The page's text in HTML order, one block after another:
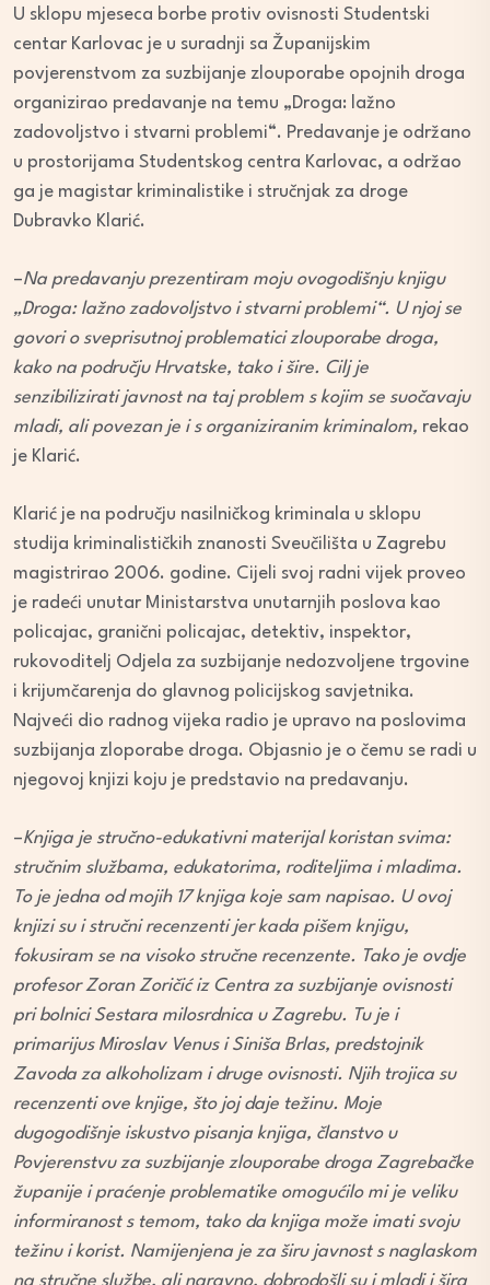
U sklopu mjeseca borbe protiv ovisnosti Studentski
centar Karlovac je u suradnji sa Županijskim
povjerenstvom za suzbijanje zlouporabe opojnih droga
organizirao predavanje na temu „Droga: lažno
zadovoljstvo i stvarni problemi“. Predavanje je održano
u prostorijama Studentskog centra Karlovac, a održao
ga je magistar kriminalistike i stručnjak za droge
Dubravko Klarić.
–Na predavanju prezentiram moju ovogodišnju knjigu
„Droga: lažno zadovoljstvo i stvarni problemi“. U njoj se
govori o sveprisutnoj problematici zlouporabe droga,
kako na području Hrvatske, tako i šire. Cilj je
senzibilizirati javnost na taj problem s kojim se suočavaju
mladi, ali povezan je i s organiziranim kriminalom, rekao
je Klarić.
Klarić je na području nasilničkog kriminala u sklopu
studija kriminalističkih znanosti Sveučilišta u Zagrebu
magistrirao 2006. godine. Cijeli svoj radni vijek proveo
je radeći unutar Ministarstva unutarnjih poslova kao
policajac, granični policajac, detektiv, inspektor,
rukovoditelj Odjela za suzbijanje nedozvoljene trgovine
i krijumčarenja do glavnog policijskog savjetnika.
Najveći dio radnog vijeka radio je upravo na poslovima
suzbijanja zloporabe droga. Objasnio je o čemu se radi u
njegovoj knjizi koju je predstavio na predavanju.
–Knjiga je stručno-edukativni materijal koristan svima:
stručnim službama, edukatorima, roditeljima i mladima.
To je jedna od mojih 17 knjiga koje sam napisao. U ovoj
knjizi su i stručni recenzenti jer kada pišem knjigu,
fokusiram se na visoko stručne recenzente. Tako je ovdje
profesor Zoran Zoričić iz Centra za suzbijanje ovisnosti
pri bolnici Sestara milosrdnica u Zagrebu. Tu je i
primarijus Miroslav Venus i Siniša Brlas, predstojnik
Zavoda za alkoholizam i druge ovisnosti. Njih trojica su
recenzenti ove knjige, što joj daje težinu. Moje
dugogodišnje iskustvo pisanja knjiga, članstvo u
Povjerenstvu za suzbijanje zlouporabe droga Zagrebačke
županije i praćenje problematike omogućilo mi je veliku
informiranost s temom, tako da knjiga može imati svoju
težinu i korist. Namijenjena je za širu javnost s naglaskom
na stručne službe, ali naravno, dobrodošli su i mladi i šira